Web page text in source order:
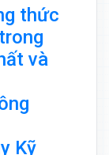
thức
và
Kỹ